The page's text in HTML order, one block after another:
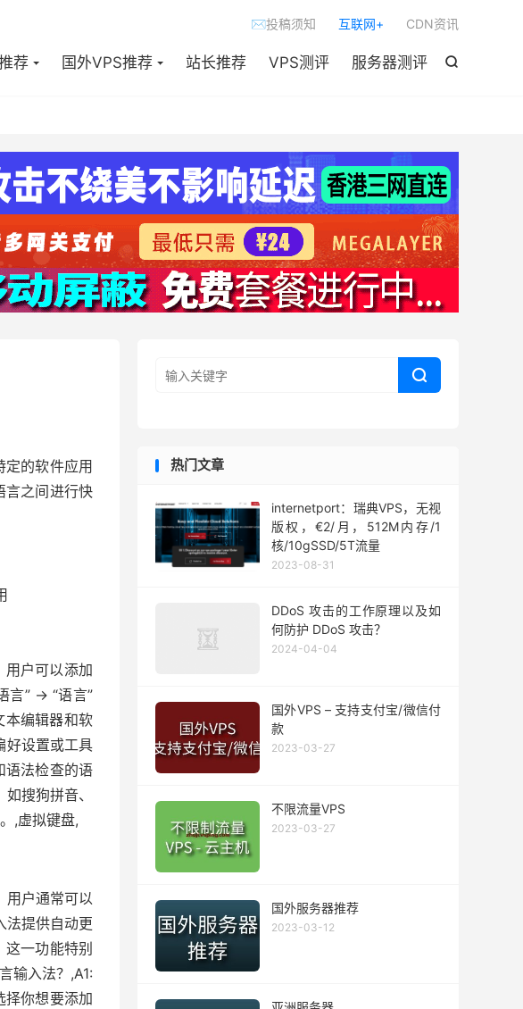

荐 国外VPS推荐 站长推荐 VPS测评 服务器测评
✉投稿须知 互联网+ CDN资讯
的软件应用
言之间进行快
用户可以添加
” -> “语言”
本编辑器和软
好设置或工具
语法检查的语
搜狗拼音、
,虚拟键盘,
用户通常可以
法提供自动更
一功能特别
输入法？,A1:
择你想要添加

热门文章
internetport：瑞典VPS，无视
版权，€2/月，512M内存/1
核/10gSSD/5T流量
2023-08-31
DDoS 攻击的工作原理以及如
何防护 DDoS 攻击？
2024-04-04
国外VPS – 支持支付宝/微信付
款
2023-03-27
不限流量VPS
2023-03-27
国外服务器推荐
2023-03-12